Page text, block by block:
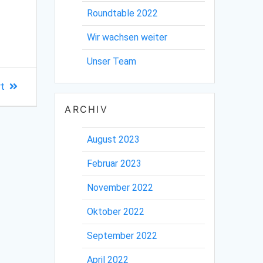
Roundtable 2022
Wir wachsen weiter
Unser Team
ARCHIV
August 2023
Februar 2023
November 2022
Oktober 2022
September 2022
April 2022